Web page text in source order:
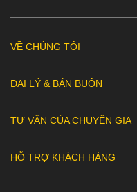
VỀ CHÚNG TÔI
ĐẠI LÝ & BÁN BUÔN
TƯ VẤN CỦA CHUYÊN GIA
HỖ TRỢ KHÁCH HÀNG